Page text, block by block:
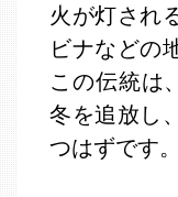
火が灯され
ビナなどの
この伝統は
冬を追放し
つはずです。